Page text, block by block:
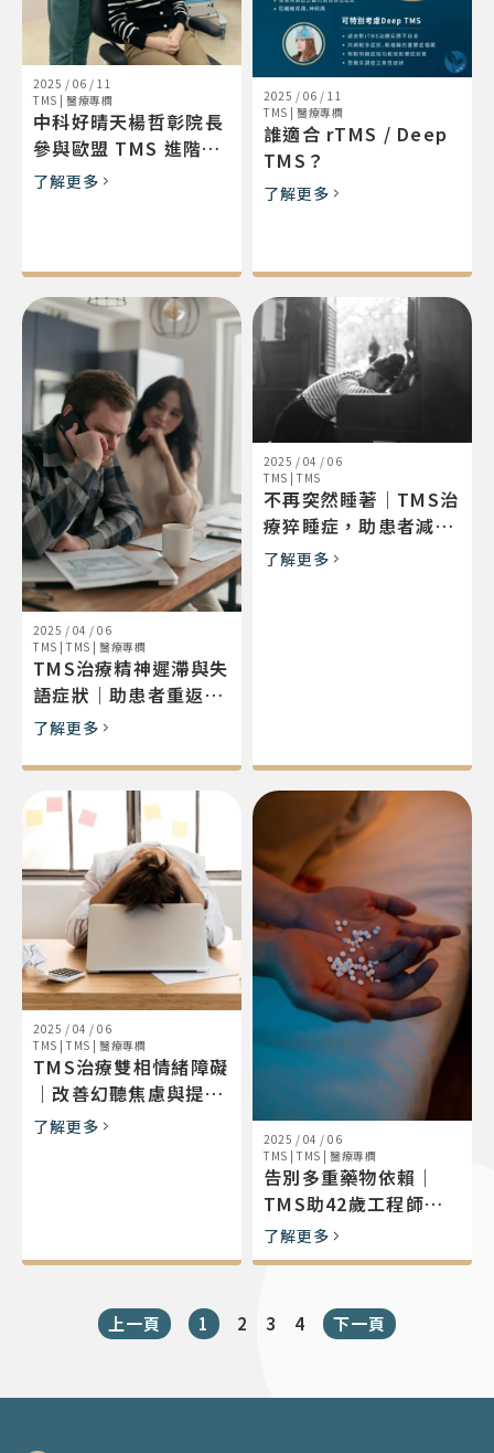
2025 / 06 / 11
TMS | 醫療專欄
中科好晴天楊哲彰院長
參與歐盟 TMS 進階認
證
了解更多
2025 / 06 / 11
TMS | 醫療專欄
誰適合 rTMS / Deep
TMS？
了解更多
2025 / 04 / 06
TMS |TMS | 醫療專欄
TMS治療精神遲滯與失
語症狀｜助患者重返音
樂與碩士生活
了解更多
2025 / 04 / 06
TMS |TMS
不再突然睡著｜TMS治
療猝睡症，助患者減藥
恢復學業與生活
了解更多
2025 / 04 / 06
TMS |TMS | 醫療專欄
TMS治療雙相情緒障礙
｜改善幻聽焦慮與提升
專注社交力
了解更多
2025 / 04 / 06
TMS |TMS | 醫療專欄
告別多重藥物依賴｜
TMS助42歲工程師憂
鬱減藥重回清晰生活
了解更多
上一頁 1 2 3 4 下一頁